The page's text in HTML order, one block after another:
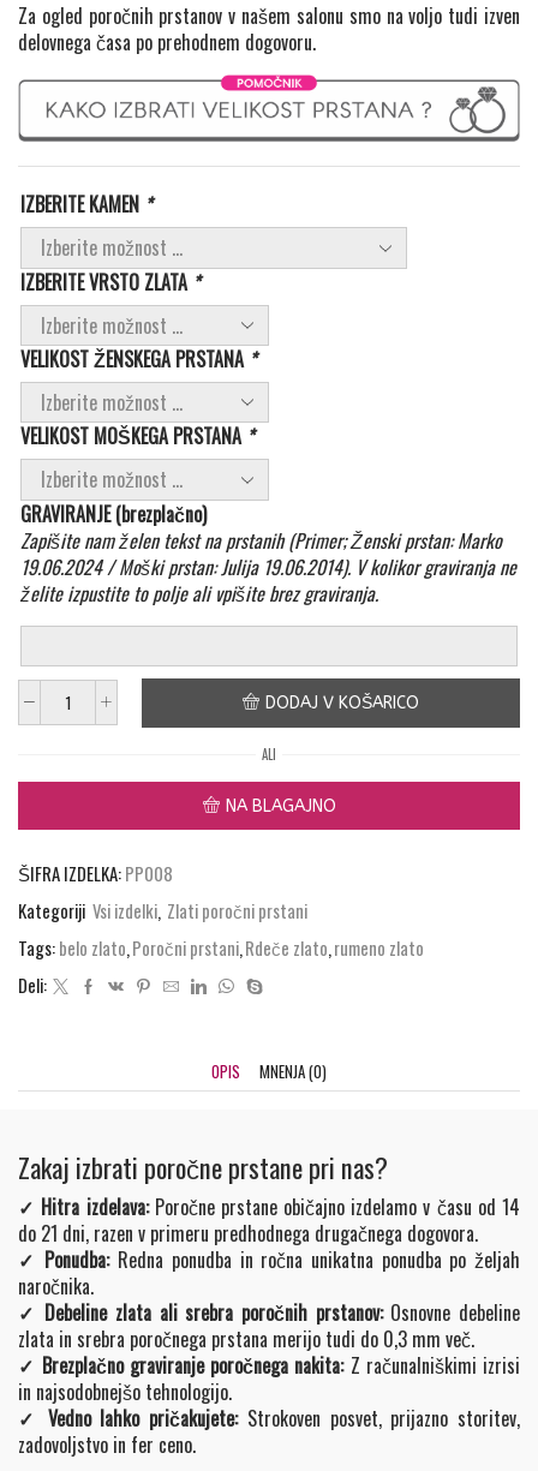
Za ogled poročnih prstanov v našem salonu smo na voljo tudi izven
delovnega časa po prehodnem dogovoru.
IZBERITE KAMEN *
IZBERITE VRSTO ZLATA *
VELIKOST ŽENSKEGA PRSTANA *
VELIKOST MOŠKEGA PRSTANA *
GRAVIRANJE (brezplačno)
Zapišite nam želen tekst na prstanih (Primer; Ženski prstan: Marko
19.06.2024 / Moški prstan: Julija 19.06.2014). V kolikor graviranja ne
želite izpustite to polje ali vpišite brez graviranja.
Poročni
DODAJ V KOŠARICO
ALI
NA BLAGAJNO
ŠIFRA IZDELKA:PP008
Kategoriji Vsi izdelki, Zlati poročni prstani
Tags:belo zlato,Poročni prstani,Rdeče zlato,rumeno zlato
Deli:
OPIS MNENJA (0)
Zakaj izbrati poročne prstane pri nas?
✓ Hitra izdelava:Poročne prstane običajno izdelamo v času od 14
do 21 dni, razen v primeru predhodnega drugačnega dogovora.
✓ Ponudba:Redna ponudba in ročna unikatna ponudba po željah
naročnika.
✓ Debeline zlata ali srebra poročnih prstanov:Osnovne debeline
zlata in srebra poročnega prstana merijo tudi do 0,3 mm več.
✓ Brezplačno graviranje poročnega nakita:Z računalniškimi izrisi
in najsodobnejšo tehnologijo.
✓ Vedno lahko pričakujete:Strokoven posvet, prijazno storitev,
zadovoljstvo in fer ceno.